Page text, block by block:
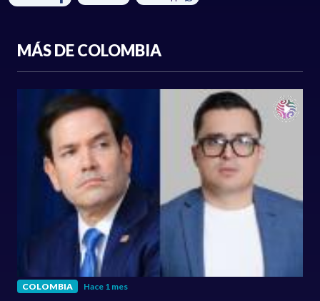
MÁS DE COLOMBIA
COLOMBIA Hace 1 mes